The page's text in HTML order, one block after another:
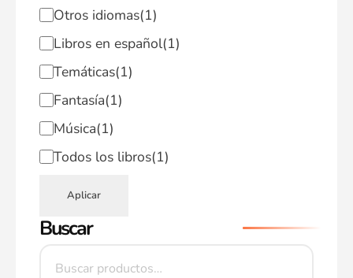
Otros idiomas(1)
Libros en español(1)
Temáticas(1)
Fantasía(1)
Música(1)
Todos los libros(1)
Aplicar
Buscar